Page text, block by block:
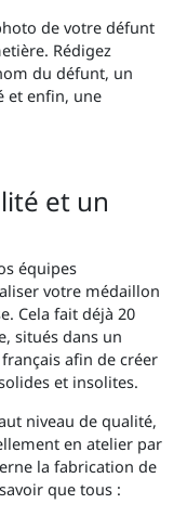
de votre défunt
. Rédigez
du défunt, un
et enfin, une
et un
équipes
votre médaillon
Cela fait déjà 20
situés dans un
afin de créer
et insolites.
niveau de qualité,
en atelier par
la fabrication de
que tous :